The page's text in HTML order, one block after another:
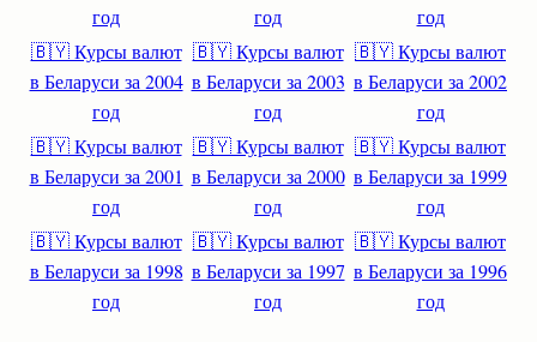
год
год
год
🇧🇾 Курсы валют
в Беларуси за 2004
год
🇧🇾 Курсы валют
в Беларуси за 2003
год
🇧🇾 Курсы валют
в Беларуси за 2002
год
🇧🇾 Курсы валют
в Беларуси за 2001
год
🇧🇾 Курсы валют
в Беларуси за 2000
год
🇧🇾 Курсы валют
в Беларуси за 1999
год
🇧🇾 Курсы валют
в Беларуси за 1998
год
🇧🇾 Курсы валют
в Беларуси за 1997
год
🇧🇾 Курсы валют
в Беларуси за 1996
год